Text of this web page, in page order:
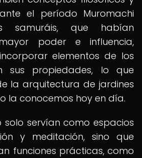
el período Muromachi
samuráis, que habían
poder e influencia,
elementos de los
sus propiedades, lo que
la arquitectura de jardines
la conocemos hoy en día.
solo servían como espacios
y meditación, sino que
funciones prácticas, como